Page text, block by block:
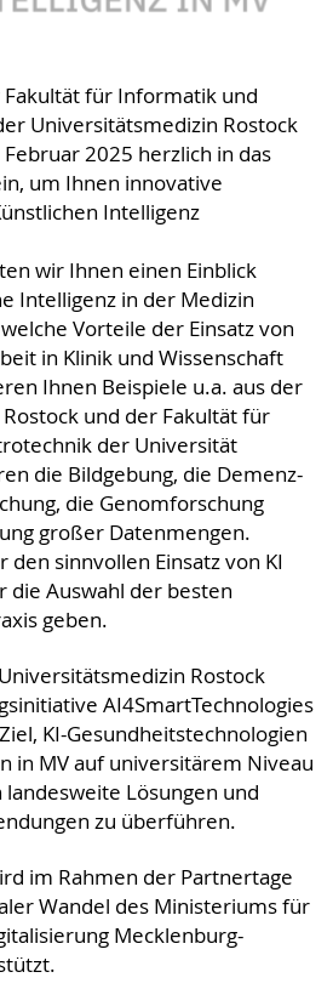
für Informatik und
Universitätsmedizin Rostock
2025 herzlich in das
um Ihnen innovative
Intelligenz
wir Ihnen einen Einblick
Intelligenz in der Medizin
Vorteile der Einsatz von
in Klinik und Wissenschaft
Ihnen Beispiele u.a. aus der
und der Fakultät für
der Universität
die Bildgebung, die Demenz-
die Genomforschung
großer Datenmengen.
sinnvollen Einsatz von KI
die Auswahl der besten
geben.
Rostock
AI4SmartTechnologies
KI-Gesundheitstechnologien
in MV auf universitärem Niveau
Lösungen und
zu überführen.
im Rahmen der Partnertage
Wandel des Ministeriums für
Mecklenburg-